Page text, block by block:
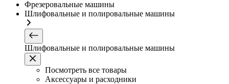
Фрезеровальные машины
Шлифовальные и полировальные машины
Шлифовальные и полировальные машины
Посмотреть все товары
Аксессуары и расходники